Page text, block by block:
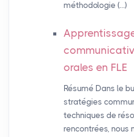
méthodologie (…)
orales en FLE
Résumé Dans le
stratégies
techniques de
rencontrées, nous